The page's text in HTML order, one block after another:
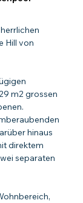
Hill von
m2 grossen
hinaus
direktem
separaten